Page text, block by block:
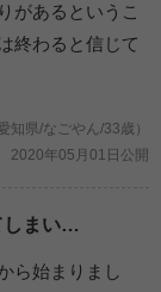
があるというこ
終わると信じて
知県/なごやん/33歳）
2020年05月01日公開
しまい…
ら始まりまし